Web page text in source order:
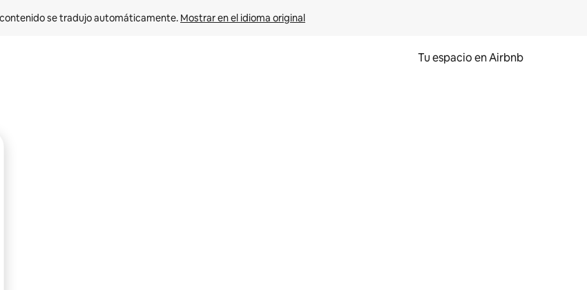
se tradujo automáticamente. Mostrar en el idioma original
Tu espacio en Airbnb
las teclas de las flechas hacia arriba y hacia abajo, o bien tocando y deslizando la pantalla.